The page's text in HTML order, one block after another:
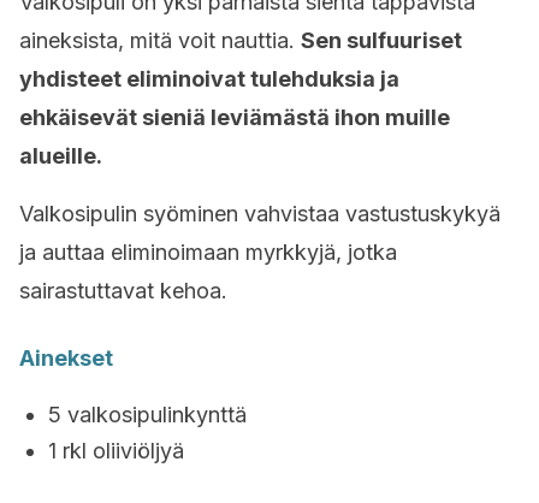
aineksista, mitä voit nauttia. Sen sulfuuriset
yhdisteet eliminoivat tulehduksia ja
ehkäisevät sieniä leviämästä ihon muille
alueille.
Valkosipulin syöminen vahvistaa vastustuskykyä
ja auttaa eliminoimaan myrkkyjä, jotka
sairastuttavat kehoa.
Ainekset
5 valkosipulinkynttä
1 rkl oliiviöljyä